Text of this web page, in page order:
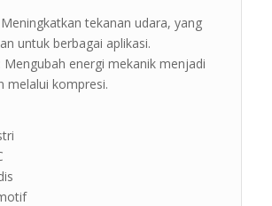
tekanan udara, yang
untuk berbagai aplikasi.
Mengubah energi mekanik menjadi
melalui kompresi.